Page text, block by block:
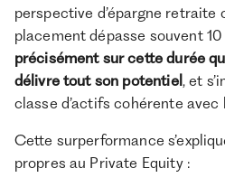
perspective d’épargne retraite
placement dépasse souvent 10
précisément sur cette durée
délivre tout son potentiel, et
classe d’actifs cohérente avec
Cette surperformance
propres au Private Equity :